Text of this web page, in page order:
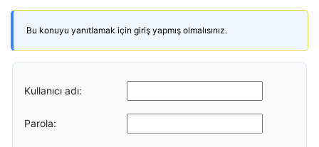
Bu konuyu yanıtlamak için giriş yapmış olmalısınız.
Kullanıcı adı:
Parola: